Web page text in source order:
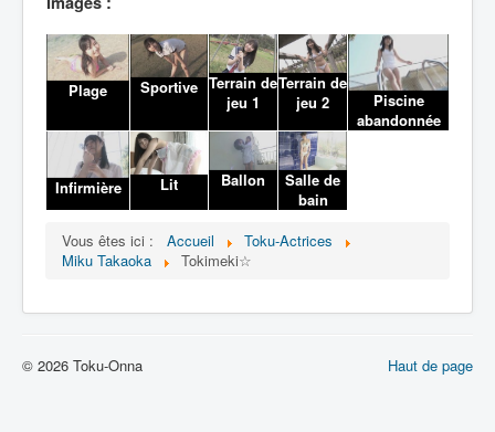
Plage Sportive Terrain de
jeu 1
Terrain de
jeu 2
Piscine
abandonnée
Infirmière Lit Ballon
Salle de
bain
Vous êtes ici :
Accueil
Toku-Actrices
Miku Takaoka
Tokimeki☆
Haut de page
© 2026 Toku-Onna